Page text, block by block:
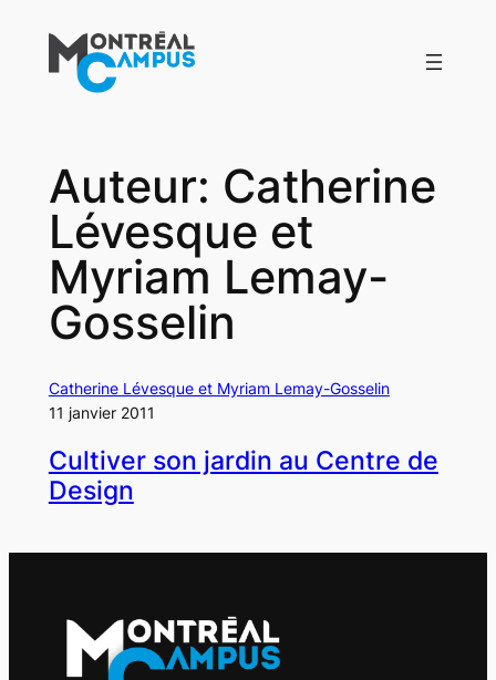
contenu
Auteur: Catherine
Lévesque et
Myriam Lemay-
Gosselin
Catherine Lévesque et Myriam Lemay-Gosselin
11 janvier 2011
Cultiver son jardin au Centre de
Design